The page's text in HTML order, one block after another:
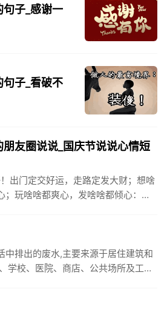
子_感谢一
子_看破不
友圈说说_国庆节说说心情短
出门定交好运，走路定发大财；想啥
；玩啥啥都爽心，发啥啥都倾心：祝
中排出的废水,主要来源于居住建筑和
学校、医院、商店、公共场所及工业